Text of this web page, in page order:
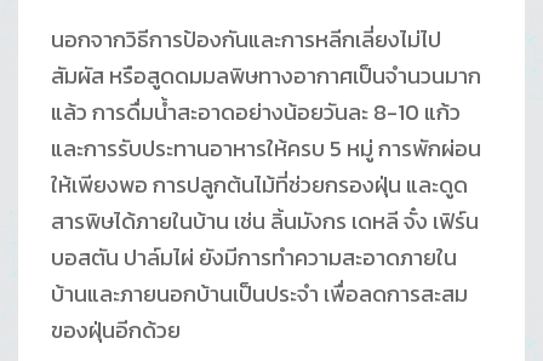
นอกจากวิธีการป้องกันและการหลีกเลี่ยงไม่ไป
สัมผัส หรือสูดดมมลพิษทางอากาศเป็นจำนวนมาก
แล้ว การดื่มน้ำสะอาดอย่างน้อยวันละ 8-10 แก้ว
และการรับประทานอาหารให้ครบ 5 หมู่ การพักผ่อน
ให้เพียงพอ การปลูกต้นไม้ที่ช่วยกรองฝุ่น และดูด
สารพิษได้ภายในบ้าน เช่น ลิ้นมังกร เดหลี จั๋ง เฟิร์น
บอสตัน ปาล์มไผ่ ยังมีการทำความสะอาดภายใน
บ้านและภายนอกบ้านเป็นประจำ เพื่อลดการสะสม
ของฝุ่นอีกด้วย